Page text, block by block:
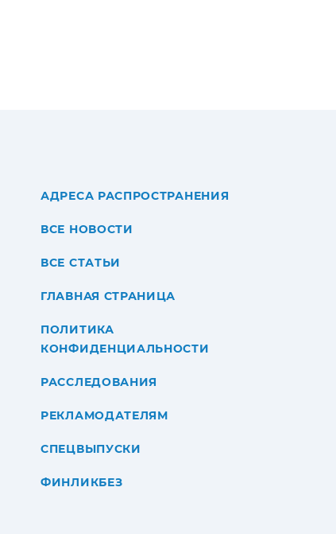
АДРЕСА РАСПРОСТРАНЕНИЯ
ВСЕ НОВОСТИ
ВСЕ СТАТЬИ
ГЛАВНАЯ СТРАНИЦА
ПОЛИТИКА
КОНФИДЕНЦИАЛЬНОСТИ
РАССЛЕДОВАНИЯ
РЕКЛАМОДАТЕЛЯМ
СПЕЦВЫПУСКИ
ФИНЛИКБЕЗ